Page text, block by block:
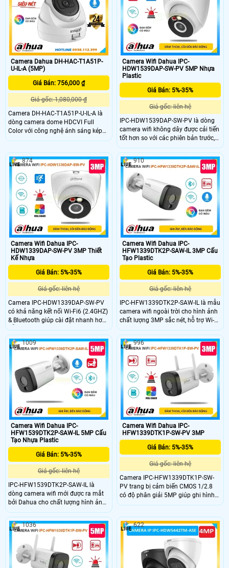
và đàm thoại 2 chiều chất lượng âm
thanh to rõ
tiện, tích hợp mic và loa đàm thoại 2
chiều, hỗ trợ ke thẻ nhớ lên đến
256GB đây là lựa chọn lý tưởng cho
hệ thống an ninh.
Camera Dahua DH-HAC-T1A51P-
U-IL-A (5MP)
Giá Bán: 756,000 ₫
Giá gốc: 1,080,000 ₫
Camera DH-HAC-T1A51P-U-IL-A là
dòng camera dome HDCVI Full
Color với công nghệ ánh sáng kép
thông minh, độ phân giải 5.0MP cho
Camera có tầm xa đèn LED ánh
sáng ấm 20m cho hình ảnh ban
đêm có màu, hồng ngoại 25m, giúp
quan sát rõ ràng trong môi trường
thiếu sáng. Ngoài ra, camera còn
được tích hợp micro ghi âm, nâng
cao hiệu quả giám sát an ninh.
Camera Wifi Dahua IPC-
HDW1539DAP-SW-PV 5MP Nhựa
Plastic
Giá Bán: 5%-35%
Giá gốc: liên hệ
IPC-HDW1539DAP-SW-PV là dòng
camera wifi không dây được cải tiến
tốt hơn so với các phiên bản trước,
cho hình ảnh chất lượng sắc nét độ
phân giải 5MP. Camera kết hợp với
các tính năng nổi bật như chiếu
sáng kép thông minh tầm xa 30m,
đàm thoại 2 chiều, phát hiện con
người, phương tiện và cảnh báo chủ
động còi đèn
Camera Wifi Dahua IPC-
HDW1339DAP-SW-PV 3MP Thiết
Kế Nhựa
Giá Bán: 5%-35%
Giá gốc: liên hệ
Camera IPC-HDW1339DAP-SW-PV
có khả năng kết nối Wi-Fi6 (2.4GHZ)
& Bluetooth giúp cài đặt nhanh hơn,
hỗ trợ ghi hình ảnh sắc nét chất
lượng 2K (3.0 Megapixel). Tích hợp
các chức năng bảo vệ an ninh toàn
diện như đèn ánh sáng kép thông
minh tầm xa 30m, phát hiện phân
biệt con người, phương tiện, hỗ trợ
đàm thoại 2 chiều và tích hợp đèn
còi báo động
874
Camera Wifi Dahua IPC-
HFW1339DTK2P-SAW-IL 3MP Cấu
Tạo Plastic
Giá Bán: 5%-35%
Giá gốc: liên hệ
IPC-HFW1339DTK2P-SAW-IL là mẫu
camera wifi ngoài trời cho hình ảnh
chất lượng 3MP sắc nét, hỗ trợ Wi-Fi
6 (2.4GHZ) & Bluetooth kết nối
nhanh chóng. Camera trang bị các
tính năng hiện đại như công nghệ Al
phát hiện con người, phương tiện,
tích hợp micro ghi âm, công nghệ
ánh sáng kép báo động chủ động
nháy đèn
910
Camera Wifi Dahua IPC-
HFW1539DTK2P-SAW-IL 5MP Cấu
Tạo Nhựa Plastic
Giá Bán: 5%-35%
Giá gốc: liên hệ
IPC-HFW1539DTK2P-SAW-IL là
dòng camera wifi mới được ra mắt
bởi Dahua cho chất lượng hình ảnh
siêu nét với độ phân giải 5MP, kết
hợp với đèn kép thông minh cho
hình ảnh ban đêm có màu. Ngoài
ra, camera còn hỗ trợ chức năng
phát hiện người, phương tiện độ
chính xác cao, tích hợp mic ghi âm
và thiết kế chuẩn bảo vệ IP 67
1009
Camera Wifi Dahua IPC-
HFW1339DTK1P-SW-PV 3MP
Giá Bán: 5%-35%
Giá gốc: liên hệ
Camera IPC-HFW1339DTK1P-SW-
PV trang bị cảm biến CMOS 1/2.8
có độ phân giải 5MP giúp ghi hình
ảnh sắc nét, sử dụng công nghệ ánh
Điểm đặc biệt mà camera mang lại
đó là tính năng phát hiện
người/phương tiện, tích hợp micro
và loa đàm thoại 2 chiều, còi đèn
báo động linh hoạt
996
1036 622